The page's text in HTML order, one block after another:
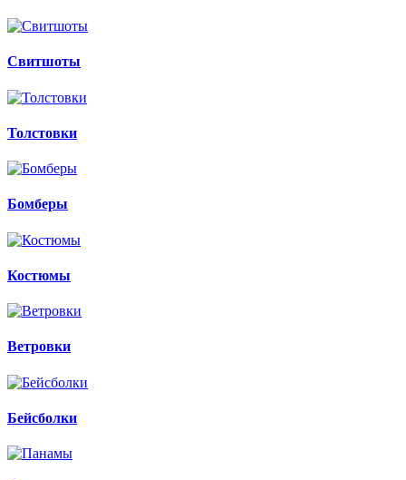
Свитшоты
Толстовки
Бомберы
Костюмы
Ветровки
Бейсболки